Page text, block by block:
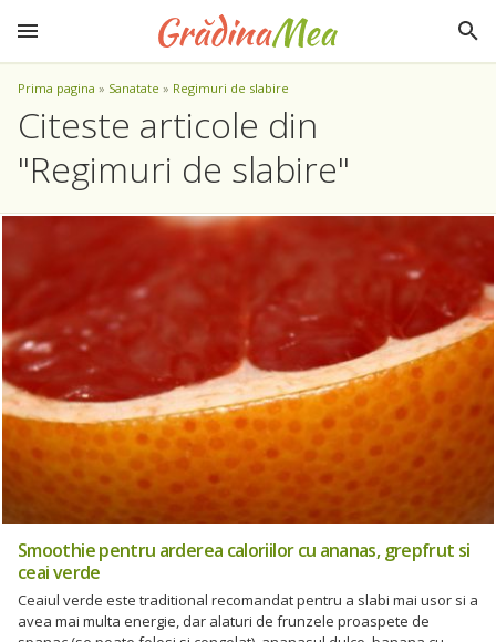
Prima pagina » Sanatate » Regimuri de slabire
Citeste articole din
"Regimuri de slabire"
Smoothie pentru arderea caloriilor cu ananas, grepfrut si
ceai verde
Ceaiul verde este traditional recomandat pentru a slabi mai usor si a
avea mai multa energie, dar alaturi de frunzele proaspete de